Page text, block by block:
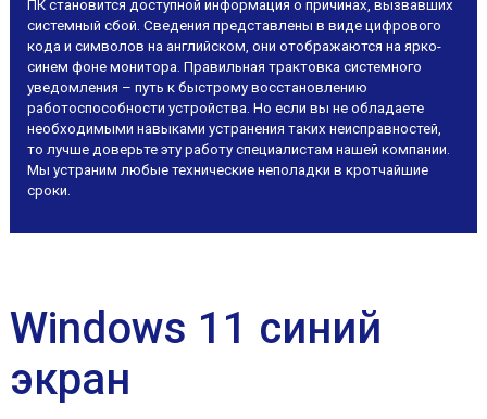
ПК становится доступной информация о причинах, вызвавших
системный сбой. Сведения представлены в виде цифрового
кода и символов на английском, они отображаются на ярко-
синем фоне монитора. Правильная трактовка системного
уведомления – путь к быстрому восстановлению
работоспособности устройства. Но если вы не обладаете
необходимыми навыками устранения таких неисправностей,
то лучше доверьте эту работу специалистам нашей компании.
Мы устраним любые технические неполадки в кротчайшие
сроки.
Windows 11 синий
экран